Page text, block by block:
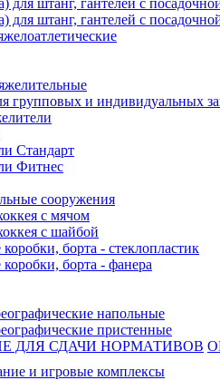
для штанг, гантелей с
для штанг, гантелей с
групповых и индивидуальных
Стандарт
Фитнес
сооружения
с мячом
с шайбой
борта - стеклопластик
борта - фанера
напольные
пристенные
ДЛЯ СДАЧИ НОРМАТИВОВ
и игровые комплексы